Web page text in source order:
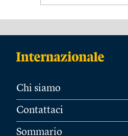
Chi siamo
Contattaci
Sommario